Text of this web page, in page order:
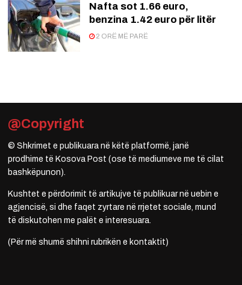
Nafta sot 1.66 euro,
benzina 1.42 euro për litër
2 ORË MË PARË
@Copyright
© Shkrimet e publikuara në këtë platformë, janë
prodhime të Kosova Post (ose të mediumeve me të cilat
bashkëpunon).
Kushtet e përdorimit të artikujve të publikuar në uebin e
agjencisë, si dhe faqet zyrtare në rrjetet sociale, mund
të diskutohen me palët e interesuara.
(Për më shumë shihni rubrikën e kontaktit)